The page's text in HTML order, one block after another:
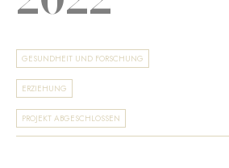
GESUNDHEIT UND FORSCHUNG
ERZIEHUNG
PROJEKT ABGESCHLOSSEN